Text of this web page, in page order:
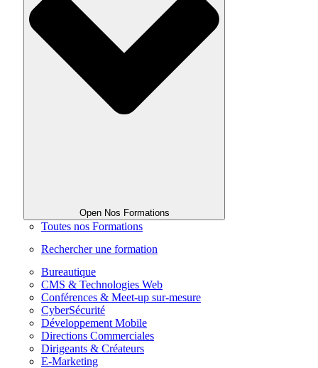
Open Nos Formations
Toutes nos Formations
Rechercher une formation
Bureautique
CMS & Technologies Web
Conférences & Meet-up sur-mesure
CyberSécurité
Développement Mobile
Directions Commerciales
Dirigeants & Créateurs
E-Marketing